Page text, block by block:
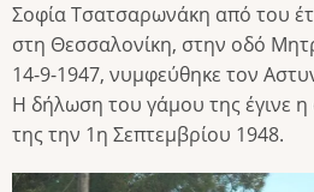
Σοφία Τσατσαρωνάκη από του
στη Θεσσαλονίκη, στην οδό
14-9-1947, νυμφεύθηκε τον
Η δήλωση του γάμου της έγινε η
της την 1η Σεπτεμβρίου 1948.